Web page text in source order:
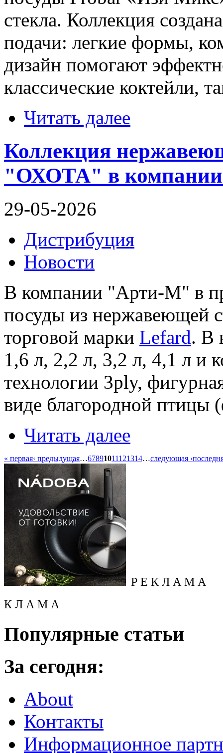
стекла. Коллекция
подачи: легкие формы,
дизайн помогают
классические коктейли,
Читать далее
Коллекция
"ОХОТА" в
29-05-2026
Дистрибуция
Новости
В компании "Арти-М" в
посуды из нержавеющей
торговой марки Lefard. В
1,6 л, 2,2 л, 3,2 л, 4,1 л и
технологии 3ply,
виде благородной птицы
Читать далее
« первая‹ предыдущая…67891011121314…следующая ›
Р Е К Л А М А
К Л А М А
Популярные статьи
За сегодня:
About
Контакты
Информационное